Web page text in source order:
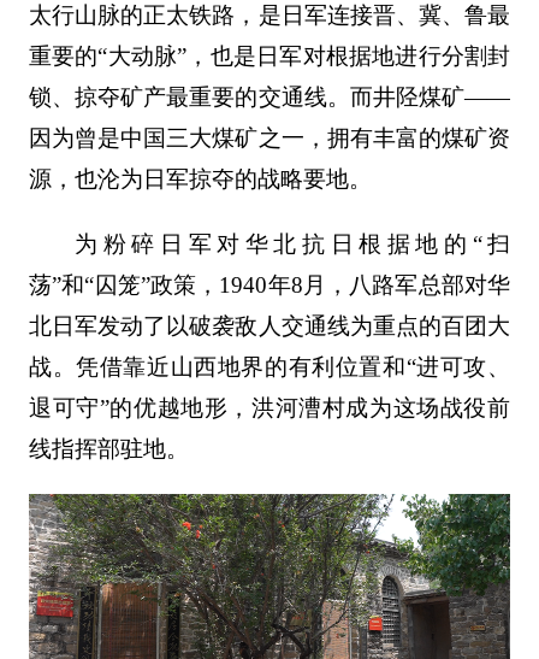
太行山脉的正太铁路，是日军连接晋、冀、鲁最
重要的“大动脉”，也是日军对根据地进行分割封
锁、掠夺矿产最重要的交通线。而井陉煤矿——
因为曾是中国三大煤矿之一，拥有丰富的煤矿资
源，也沦为日军掠夺的战略要地。
为粉碎日军对华北抗日根据地的“扫
荡”和“囚笼”政策，1940年8月，八路军总部对华
北日军发动了以破袭敌人交通线为重点的百团大
战。凭借靠近山西地界的有利位置和“进可攻、
退可守”的优越地形，洪河漕村成为这场战役前
线指挥部驻地。